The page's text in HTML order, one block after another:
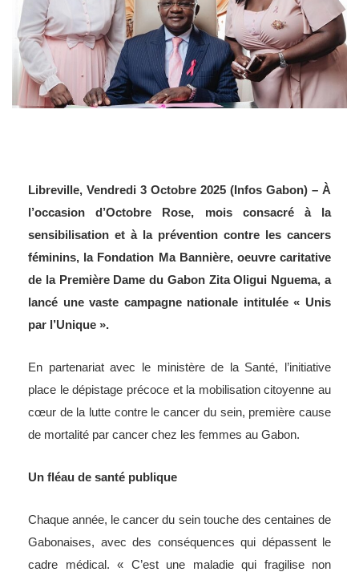
Libreville, Vendredi 3 Octobre 2025 (Infos Gabon) – À
l’occasion d’Octobre Rose, mois consacré à la
sensibilisation et à la prévention contre les cancers
féminins, la Fondation Ma Bannière, oeuvre caritative
de la Première Dame du Gabon Zita Oligui Nguema, a
lancé une vaste campagne nationale intitulée « Unis
par l’Unique ».
En partenariat avec le ministère de la Santé, l’initiative
place le dépistage précoce et la mobilisation citoyenne au
cœur de la lutte contre le cancer du sein, première cause
de mortalité par cancer chez les femmes au Gabon.
Un fléau de santé publique
Chaque année, le cancer du sein touche des centaines de
Gabonaises, avec des conséquences qui dépassent le
cadre médical. « C’est une maladie qui fragilise non